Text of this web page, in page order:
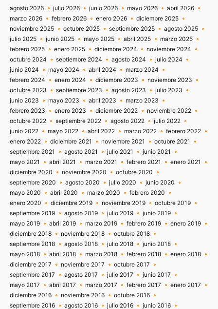
agosto 2026 julio 2026 junio 2026 mayo 2026
abril 2026
marzo 2026
febrero 2026 enero 2026
diciembre 2025
noviembre 2025
octubre 2025 septiembre 2025
agosto 2025
julio 2025
junio 2025 mayo 2025 abril 2025
marzo 2025
febrero 2025
enero 2025 diciembre 2024
noviembre 2024
octubre 2024
septiembre 2024 agosto 2024
julio 2024
junio 2024
mayo 2024 abril 2024
marzo 2024
febrero 2024
enero 2024 diciembre 2023
noviembre 2023
octubre 2023
septiembre 2023 agosto 2023
julio 2023
junio 2023
mayo 2023 abril 2023
marzo 2023
febrero 2023
enero 2023 diciembre 2022
noviembre 2022
octubre 2022
septiembre 2022 agosto 2022
julio 2022
junio 2022
mayo 2022 abril 2022 marzo 2022
febrero 2022
enero 2022
diciembre 2021 noviembre 2021
octubre 2021
septiembre 2021
agosto 2021 julio 2021
junio 2021
mayo 2021
abril 2021 marzo 2021 febrero 2021
enero 2021
diciembre 2020
noviembre 2020
octubre 2020
septiembre 2020
agosto 2020 julio 2020
junio 2020
mayo 2020
abril 2020 marzo 2020
febrero 2020
enero 2020
diciembre 2019 noviembre 2019
octubre 2019
septiembre 2019
agosto 2019 julio 2019
junio 2019
mayo 2019
abril 2019 marzo 2019 febrero 2019
enero 2019
diciembre 2018
noviembre 2018
octubre 2018
septiembre 2018
agosto 2018 julio 2018
junio 2018
mayo 2018
abril 2018 marzo 2018 febrero 2018
enero 2018
diciembre 2017
noviembre 2017
octubre 2017
septiembre 2017
agosto 2017 julio 2017
junio 2017
mayo 2017
abril 2017 marzo 2017 febrero 2017
enero 2017
diciembre 2016
noviembre 2016
octubre 2016
septiembre 2016
agosto 2016 julio 2016 junio 2016